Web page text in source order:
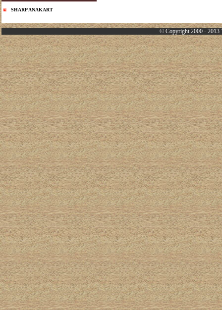
SHARP ANAKART
© Copyright 2000 - 2013